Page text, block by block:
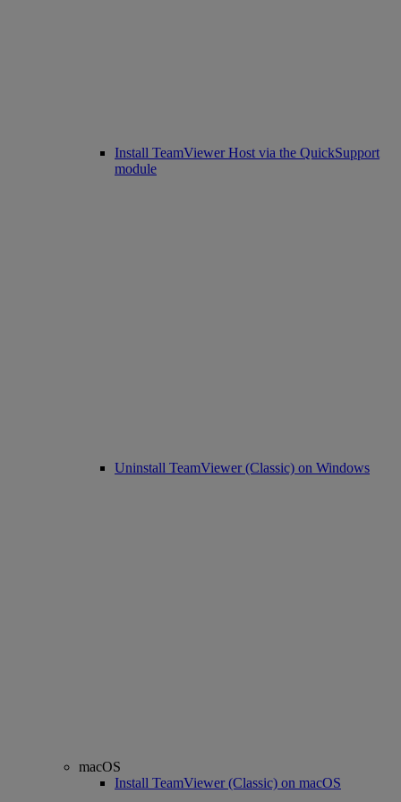
Install TeamViewer Host via the QuickSupport
module
Uninstall TeamViewer (Classic) on Windows
macOS
Install TeamViewer (Classic) on macOS